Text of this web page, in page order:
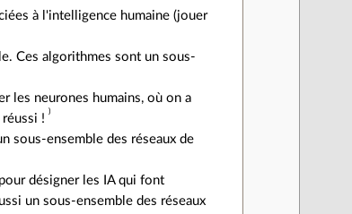
à l'intelligence humaine (jouer
Ces algorithmes sont un sous-
les neurones humains, où on a
réussi !
)
sous-ensemble des réseaux de
désigner les IA qui font
un sous-ensemble des réseaux